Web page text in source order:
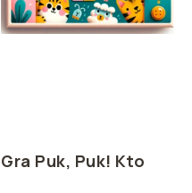
Gra Puk, Puk! Kto